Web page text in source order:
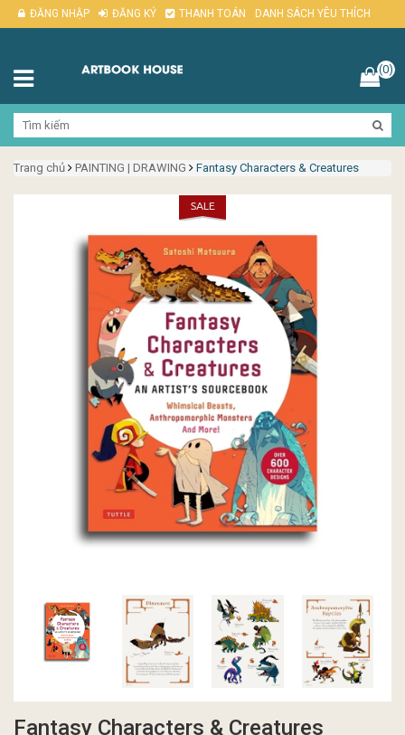
ĐĂNG NHẬP ĐĂNG KÝ THANH TOÁN DANH SÁCH YÊU THÍCH
(0)
Trang chủ PAINTING | DRAWING Fantasy Characters & Creatures
Fantasy Characters & Creatures